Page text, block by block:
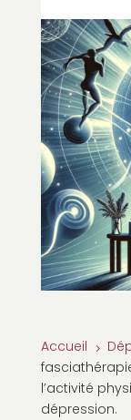
Accueil 5
l’activité
dépression.